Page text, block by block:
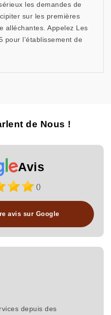
les demandes de
sur les premières
alléchantes. Appelez Les
pour l’établissement de
de Nous !
Avis
()
avis sur Google
depuis des